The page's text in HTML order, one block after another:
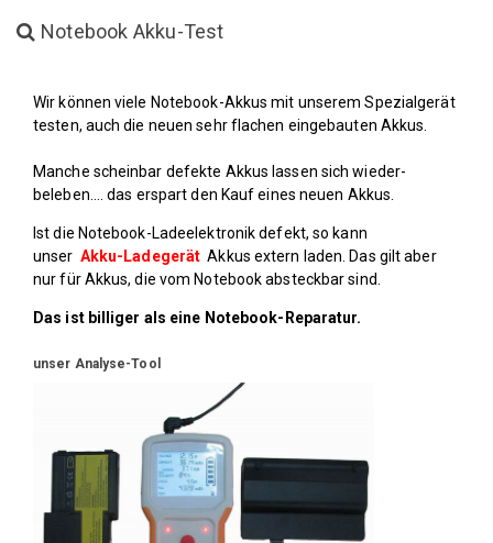
Notebook Akku-Test
Wir können viele Notebook-Akkus mit unserem Spezialgerät
testen, auch die neuen sehr flachen eingebauten Akkus.
Manche scheinbar defekte Akkus lassen sich wieder-
beleben....das erspart den Kauf eines neuen Akkus.
Ist die Notebook-Ladeelektronik defekt, so kann
unser Akku-Ladegerät Akkus extern laden. Das gilt aber
nur für Akkus, die vom Notebook absteckbar sind.
Das ist billiger als eine Notebook-Reparatur.
unser Analyse-Tool